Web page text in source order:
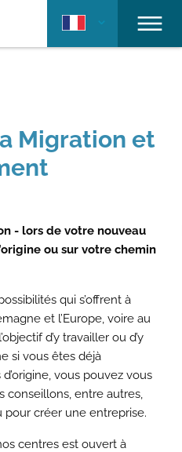
Migration et
- lors de votre nouveau
ou sur votre chemin
qui s’offrent à
et l’Europe, voire au
d’y travailler ou d’y
si vous êtes déjà
vous pouvez vous
conseillons, entre autres,
créer une entreprise.
centres est ouvert à